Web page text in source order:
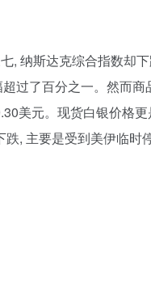
, 纳斯达克综合指数却
过了百分之一。然而
美元。现货白银价格
, 主要是受到美伊临时